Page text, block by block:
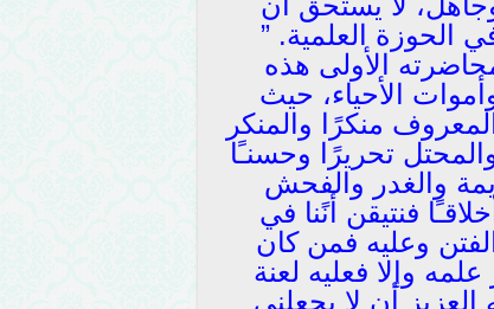
الحوزة العلمية. ”
الأولى هذه
الأحياء، حيث
منكرًا والمنكر
تحريرًا وحسنـًا
والغدر والفحش
فنتيقن أنًنا في
وعليه فمن كان
وإلا فعليه لعنة
العزيز أن لا يجعلني